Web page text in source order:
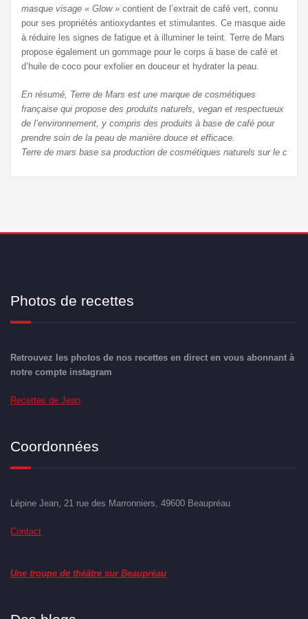
masque visage « Glow » contient de l’extrait de café vert, connu
pour ses propriétés antioxydantes et stimulantes. Ce masque aide
à réduire les signes de fatigue et à illuminer le teint. Terre de Mars
propose également un gommage pour le corps à base de café et
d’huile de coco pour exfolier en douceur et hydrater la peau.
En résumé, Terre de Mars est une marque de cosmétiques
française qui propose des produits naturels, vegan et respectueux
de l’environnement, y compris des produits à base de café pour
prendre soin de la peau de manière douce et efficace.
Terre de mars base sa production de cosmétiques naturels sur le café
Photos de recettes
Retrouvez les photos de nos recettes en direct en vous abonnant à
notre compte instagram
Recettes de Jean
Coordonnées
Lépine Jean, 21 rue des Marronniers, 49600 Beaupréau
Contact
Une troupe de théâtre sur Beaupréau